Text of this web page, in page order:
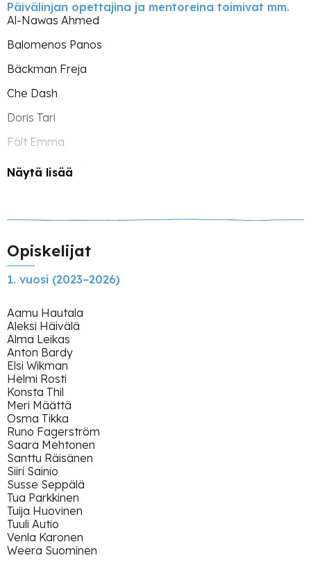
Päivälinjan opettajina ja mentoreina toimivat mm.
Al-Nawas Ahmed
Balomenos Panos
Bäckman Freja
Che Dash
Doris Tari
Fält Emma
Gundeslioglu Özgü
Henriksson Minna
Holland Flis
Hwang Kim Minjee
Hyppönen Timi
Isomäki Mimosa
Jensen Anna
Kallio Jade
Keskinen Eija
Kihwa-Endale Alex
Kucia Karolina
Kuorinki Mikko
Kär Pie
Laakso Anni
Näytä lisää
Opiskelijat
1. vuosi (2023–2026)
Aamu Hautala
Aleksi Häivälä
Alma Leikas
Anton Bardy
Elsi Wikman
Helmi Rosti
Konsta Thil
Meri Määttä
Osma Tikka
Runo Fagerström
Saara Mehtonen
Santtu Räisänen
Siiri Sainio
Susse Seppälä
Tua Parkkinen
Tuija Huovinen
Tuuli Autio
Venla Karonen
Weera Suominen